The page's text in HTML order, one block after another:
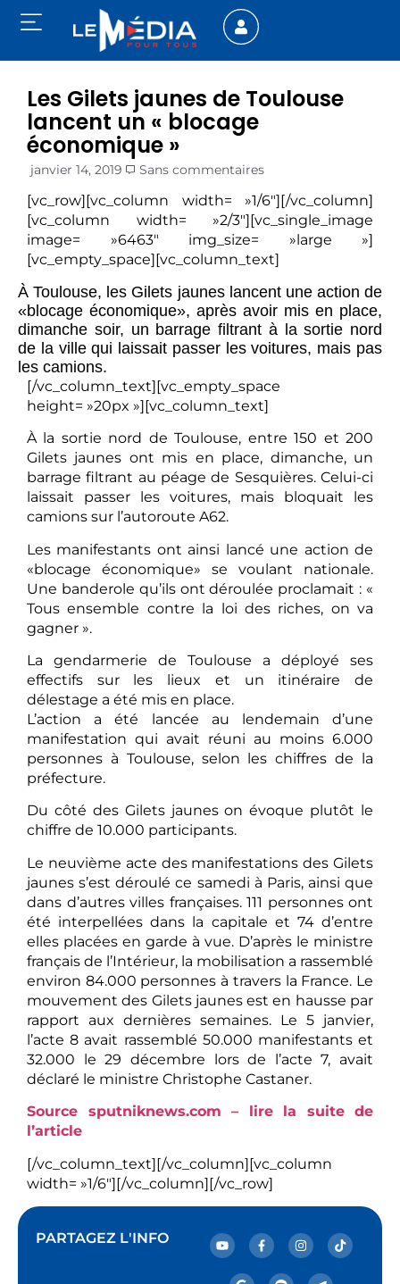
Les Gilets jaunes de Toulouse
lancent un « blocage
économique »
janvier 14, 2019 Sans commentaires
[vc_row][vc_column width= »1/6″][/vc_column]
[vc_column width= »2/3″][vc_single_image
image= »6463″ img_size= »large »]
[vc_empty_space][vc_column_text]
À Toulouse, les Gilets jaunes lancent une action de
«blocage économique», après avoir mis en place,
dimanche soir, un barrage filtrant à la sortie nord
de la ville qui laissait passer les voitures, mais pas
les camions.
[/vc_column_text][vc_empty_space
height= »20px »][vc_column_text]
À la sortie nord de Toulouse, entre 150 et 200
Gilets jaunes ont mis en place, dimanche, un
barrage filtrant au péage de Sesquières. Celui-ci
laissait passer les voitures, mais bloquait les
camions sur l’autoroute A62.
Les manifestants ont ainsi lancé une action de
«blocage économique» se voulant nationale.
Une banderole qu’ils ont déroulée proclamait : «
Tous ensemble contre la loi des riches, on va
gagner ».
La gendarmerie de Toulouse a déployé ses
effectifs sur les lieux et un itinéraire de
délestage a été mis en place.
L’action a été lancée au lendemain d’une
manifestation qui avait réuni au moins 6.000
personnes à Toulouse, selon les chiffres de la
préfecture.
Du côté des Gilets jaunes on évoque plutôt le
chiffre de 10.000 participants.
Le neuvième acte des manifestations des Gilets
jaunes s’est déroulé ce samedi à Paris, ainsi que
dans d’autres villes françaises. 111 personnes ont
été interpellées dans la capitale et 74 d’entre
elles placées en garde à vue. D’après le ministre
français de l’Intérieur, la mobilisation a rassemblé
environ 84.000 personnes à travers la France. Le
mouvement des Gilets jaunes est en hausse par
rapport aux dernières semaines. Le 5 janvier,
l’acte 8 avait rassemblé 50.000 manifestants et
32.000 le 29 décembre lors de l’acte 7, avait
déclaré le ministre Christophe Castaner.
Source sputniknews.com – lire la suite de
l’article
[/vc_column_text][/vc_column][vc_column
width= »1/6″][/vc_column][/vc_row]
PARTAGEZ L'INFO